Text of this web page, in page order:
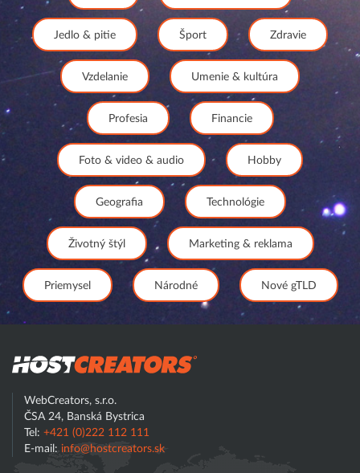
Jedlo & pitie Šport Zdravie
Vzdelanie Umenie & kultúra
Profesia Financie
Foto & video & audio Hobby
Geografia Technológie
Životný štýl Marketing & reklama
Priemysel Národné Nové gTLD
WebCreators, s.r.o.
ČSA 24, Banská Bystrica
Tel: +421 (0)222 112 111
E-mail: info@hostcreators.sk